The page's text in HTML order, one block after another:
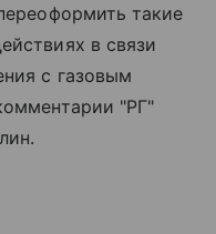
такие
в связи
с газовым
"РГ"